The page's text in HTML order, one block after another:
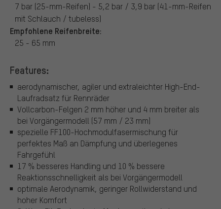
7 bar (25-mm-Reifen) - 5,2 bar / 3,9 bar (41-mm-Reifen
mit Schlauch / tubeless)
Empfohlene Reifenbreite:
25 - 65 mm
Features:
aerodynamischer, agiler und extraleichter High-End-
Laufradsatz für Rennräder
Vollcarbon-Felgen 2 mm höher und 4 mm breiter als
bei Vorgängermodell (57 mm / 23 mm)
spezielle FF100-Hochmodulfasermischung für
perfektes Maß an Dämpfung und überlegenes
Fahrgefühl
17 % besseres Handling und 10 % bessere
Reaktionsschnelligkeit als bei Vorgängermodell
optimale Aerodynamik, geringer Rollwiderstand und
hoher Komfort